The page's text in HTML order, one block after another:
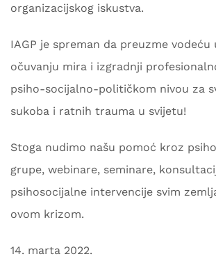
organizacijskog iskustva.
IAGP je spreman da preuzme vodeću
očuvanju mira i izgradnji
psiho-socijalno-političkom nivou za
sukoba i ratnih trauma u svijetu!
Stoga nudimo našu pomoć kroz
grupe, webinare, seminare,
psihosocijalne intervencije svim
ovom krizom.
14. marta 2022.